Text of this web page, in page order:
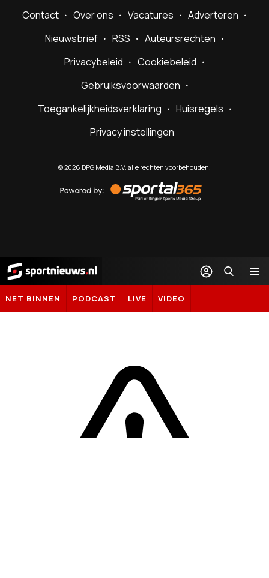
Contact Over ons Vacatures
Adverteren
Nieuwsbrief
RSS
Auteursrechten
Privacybeleid
Cookiebeleid
Gebruiksvoorwaarden
Toegankelijkheidsverklaring
Huisregels
Privacy instellingen
©2026 DPG Media B.V. alle rechten voorbehouden.
by
Sportal365
Sportnieuws.nl
NET BINNEN PODCAST LIVE VIDEO